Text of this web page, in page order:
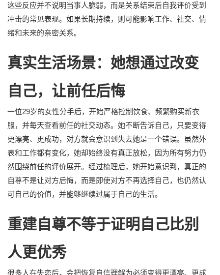
这些反应并不说明当事人脆弱，而是关系结束后自我评价受到
冲击的常见表现。如果长期持续，则可能影响工作、社交、情
绪和未来的亲密关系。
真实生活场景：她想通过改变
自己，让前任后悔
一位29岁的女性分手后，开始严格控制饮食、频繁购买新衣
服，并每天查看前任的社交动态。她不断告诉自己，只要变得
更漂亮、更成功，对方就会意识到失去她是一个错误。虽然外
表和工作都有变化，她却始终没有真正放松，因为所有努力仍
然围绕前任的评价展开。经过梳理后，她开始意识到，真正的
自尊不是让对方后悔，而是即使对方不再选择自己，也仍然认
可自己的价值，并能够继续过属于自己的生活。
重建自尊不等于证明自己比别
人更优秀
很多人在失恋后，会把恢复自信理解为必须变得更漂亮、更成